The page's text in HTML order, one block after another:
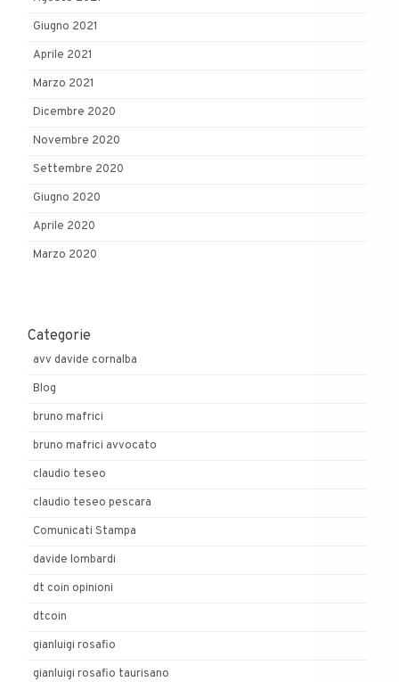
Giugno 2021
Aprile 2021
Marzo 2021
Dicembre 2020
Novembre 2020
Settembre 2020
Giugno 2020
Aprile 2020
Marzo 2020
Categorie
avv davide cornalba
Blog
bruno mafrici
bruno mafrici avvocato
claudio teseo
claudio teseo pescara
Comunicati Stampa
davide lombardi
dt coin opinioni
dtcoin
gianluigi rosafio
gianluigi rosafio taurisano